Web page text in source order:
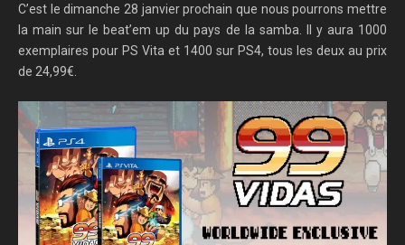
C’est le dimanche 28 janvier prochain que nous pourrons mettre
la main sur le beat’em up du pays de la samba. Il y aura 1000
exemplaires pour PS Vita et 1400 sur PS4, tous les deux au prix
de 24,99€.